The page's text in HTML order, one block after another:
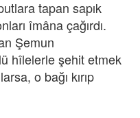
tapan sapık
îmâna çağırdı.
Şemun
hîlelerle şehit etmek
o bağı kırıp